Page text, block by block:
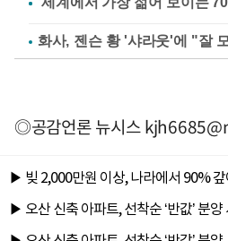
화사, 젠슨 황 '샤라웃'에 "잘
◎공감언론 뉴시스